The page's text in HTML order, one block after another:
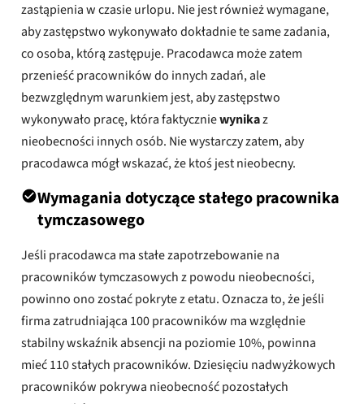
zastąpienia w czasie urlopu. Nie jest również wymagane,
aby zastępstwo wykonywało dokładnie te same zadania,
co osoba, którą zastępuje. Pracodawca może zatem
przenieść pracowników do innych zadań, ale
bezwzględnym warunkiem jest, aby zastępstwo
wykonywało pracę, która faktyczniewynikaz
nieobecności innych osób. Nie wystarczy zatem, aby
pracodawca mógł wskazać, że ktoś jest nieobecny.
Wymagania dotyczące stałego pracownika
tymczasowego
Jeśli pracodawca ma stałe zapotrzebowanie na
pracowników tymczasowych z powodu nieobecności,
powinno ono zostać pokryte z etatu. Oznacza to, że jeśli
firma zatrudniająca 100 pracowników ma względnie
stabilny wskaźnik absencji na poziomie 10%, powinna
mieć 110 stałych pracowników. Dziesięciu nadwyżkowych
pracowników pokrywa nieobecność pozostałych